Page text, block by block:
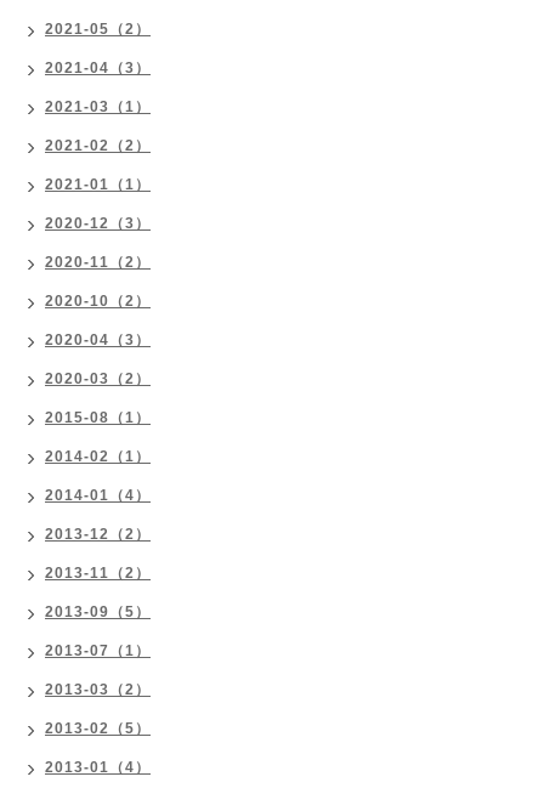
2021-05（2）
2021-04（3）
2021-03（1）
2021-02（2）
2021-01（1）
2020-12（3）
2020-11（2）
2020-10（2）
2020-04（3）
2020-03（2）
2015-08（1）
2014-02（1）
2014-01（4）
2013-12（2）
2013-11（2）
2013-09（5）
2013-07（1）
2013-03（2）
2013-02（5）
2013-01（4）